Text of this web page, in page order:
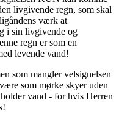
livgivende regn, som skal
værk at
i sin livgivende og
regn er som en
levende vand!
som mangler velsignelsen
som mørke skyer uden
vand - for hvis Herren